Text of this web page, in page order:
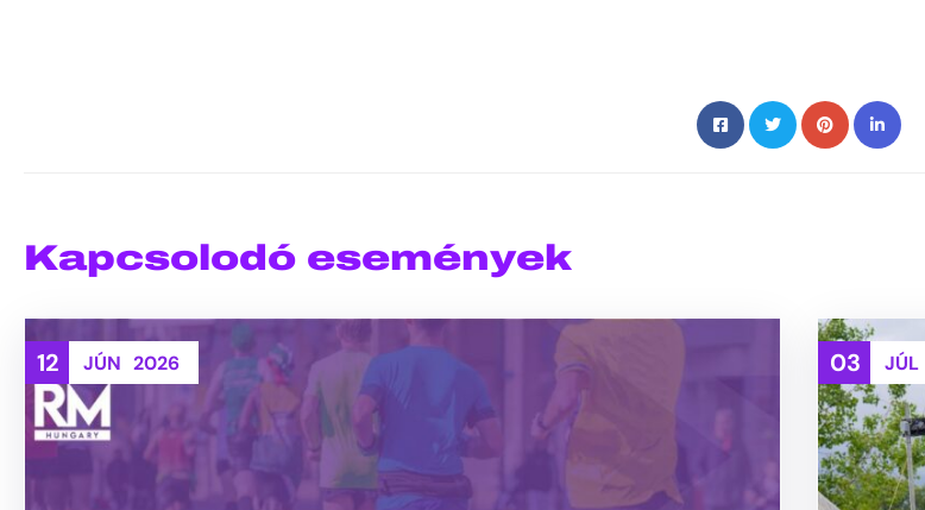
Kapcsolodó események
12 JÚN 2026 03 JÚL